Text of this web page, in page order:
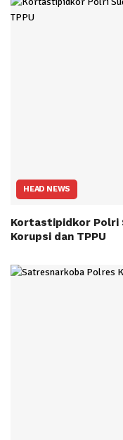
HEAD NEWS
Kortastipidkor Polri
Korupsi dan TPPU